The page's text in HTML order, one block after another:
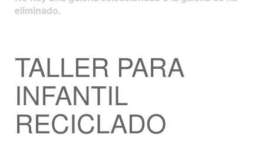
eliminado.
TALLER PARA
INFANTIL
RECICLADO